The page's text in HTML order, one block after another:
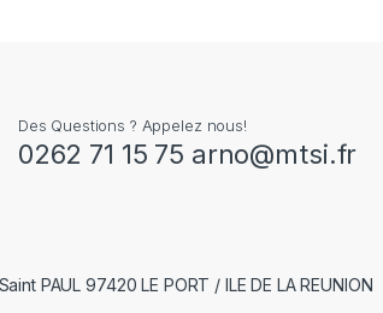
Des Questions ? Appelez nous!
0262 71 15 75 arno@mtsi.fr
PAUL 97420 LE PORT / ILE DE LA REUNION